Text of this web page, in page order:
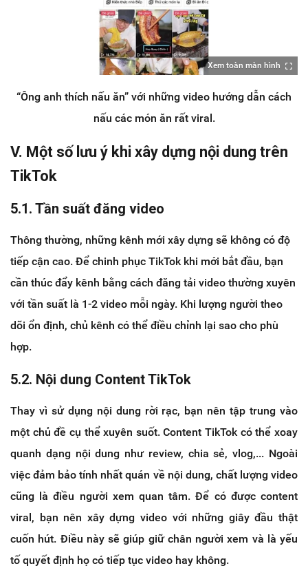
Xem toàn màn hình
“Ông anh thích nấu ăn” với những video hướng dẫn cách
nấu các món ăn rất viral.
V. Một số lưu ý khi xây dựng nội dung trên
TikTok
5.1. Tần suất đăng video
Thông thường, những kênh mới xây dựng sẽ không có độ
tiếp cận cao. Để chinh phục TikTok khi mới bắt đầu, bạn
cần thúc đẩy kênh bằng cách đăng tải video thường xuyên
với tần suất là 1-2 video mỗi ngày. Khi lượng người theo
dõi ổn định, chủ kênh có thể điều chỉnh lại sao cho phù
hợp.
5.2. Nội dung Content TikTok
Thay vì sử dụng nội dung rời rạc, bạn nên tập trung vào
một chủ đề cụ thể xuyên suốt. Content TikTok có thể xoay
quanh dạng nội dung như review, chia sẻ, vlog,... Ngoài
việc đảm bảo tính nhất quán về nội dung, chất lượng video
cũng là điều người xem quan tâm. Để có được content
viral, bạn nên xây dựng video với những giây đầu thật
cuốn hút. Điều này sẽ giúp giữ chân người xem và là yếu
tố quyết định họ có tiếp tục video hay không.